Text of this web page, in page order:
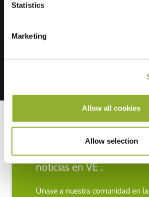
Statistics
Marketing
Allow all cookies
Allow selection
Manténgase al día de las
noticias en VE .
Únase a nuestra comunidad en